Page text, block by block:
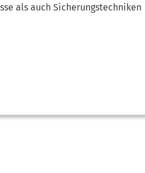
als auch Sicherungstechniken